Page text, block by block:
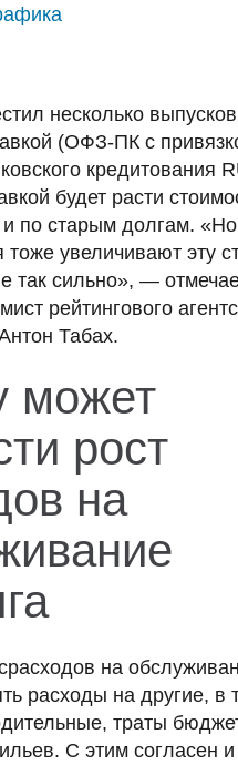
несколько
(ОФЗ-ПК с
кредитования
будет расти
по старым долгам.
тоже увеличивают эту
так сильно», —
рейтингового
Табах.
может
рост
на
на
расходы на другие, в
траты
С этим согласен